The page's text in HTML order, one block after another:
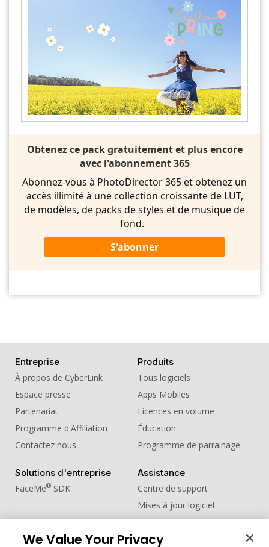
Obtenez ce pack gratuitement et plus encore
avec l'abonnement 365
Abonnez-vous à PhotoDirector 365 et obtenez un
accès illimité à une collection croissante de LUT,
de modèles, de packs de styles et de musique de
fond.
S'abonner
Entreprise
À propos de CyberLink
Espace presse
Partenariat
Programme d'Affiliation
Contactez nous
Produits
Tous logiciels
Apps Mobiles
Licences en volume
Éducation
Programme de parrainage
Solutions d'entreprise
FaceMe® SDK
Assistance
Centre de support
Mises à jour logiciel
Centre d'apprentissage
We Value Your Privacy